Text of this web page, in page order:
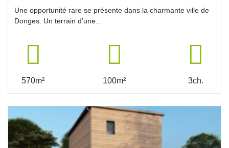
Une opportunité rare se présente dans la charmante ville de
Donges. Un terrain d’une...
570m² 100m² 3ch.